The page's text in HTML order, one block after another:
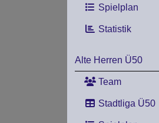
Spielplan
Statistik
Alte Herren Ü50
Team
Stadtliga Ü50